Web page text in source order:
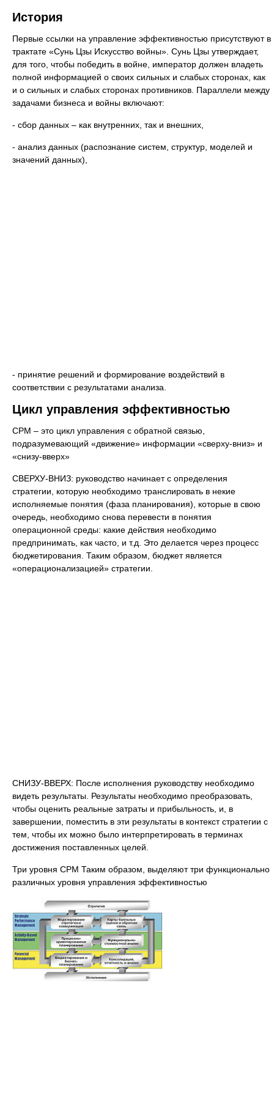
История
Первые ссылки на управление эффективностью присутствуют в
трактате «Сунь Цзы Искусство войны». Сунь Цзы утверждает,
для того, чтобы победить в войне, император должен владеть
полной информацией о своих сильных и слабых сторонах, как
и о сильных и слабых сторонах противников. Параллели между
задачами бизнеса и войны включают:
- сбор данных – как внутренних, так и внешних,
- анализ данных (распознание систем, структур, моделей и
значений данных),
- принятие решений и формирование воздействий в
соответствии с результатами анализа.
Цикл управления эффективностью
CPM – это цикл управления с обратной связью,
подразумевающий «движение» информации «сверху-вниз» и
«снизу-вверх»
СВЕРХУ-ВНИЗ: руководство начинает с определения
стратегии, которую необходимо транслировать в некие
исполняемые понятия (фаза планирования), которые в свою
очередь, необходимо снова перевести в понятия
операционной среды: какие действия необходимо
предпринимать, как часто, и т.д. Это делается через процесс
бюджетирования. Таким образом, бюджет является
«операционализацией» стратегии.
СНИЗУ-ВВЕРХ: После исполнения руководству необходимо
видеть результаты. Результаты необходимо преобразовать,
чтобы оценить реальные затраты и прибыльность, и, в
завершении, поместить в эти результаты в контекст стратегии с
тем, чтобы их можно было интерпретировать в терминах
достижения поставленных целей.
Три уровня CPM Таким образом, выделяют три функционально
различных уровня управления эффективностью